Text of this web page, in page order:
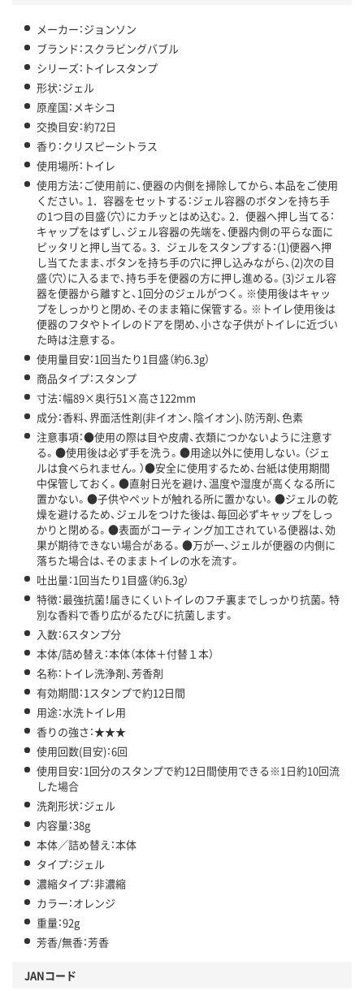
メーカー：ジョンソン
ブランド：スクラビングバブル
シリーズ：トイレスタンプ
形状：ジェル
原産国：メキシコ
交換目安：約72日
香り：クリスピーシトラス
使用場所：トイレ
使用方法：ご使用前に、便器の内側を掃除してから、本品をご使用
ください。1．容器をセットする：ジェル容器のボタンを持ち手
の1つ目の目盛（穴）にカチッとはめ込む。2．便器へ押し当てる：
キャップをはずし、ジェル容器の先端を、便器内側の平らな面に
ピッタリと押し当てる。3．ジェルをスタンプする：(1)便器へ押
し当てたまま、ボタンを持ち手の穴に押し込みながら、(2)次の目
盛（穴）に入るまで、持ち手を便器の方に押し進める。(3)ジェル容
器を便器から離すと、1回分のジェルがつく。※使用後はキャッ
プをしっかりと閉め、そのまま箱に保管する。※トイレ使用後は
便器のフタやトイレのドアを閉め、小さな子供がトイレに近づい
た時は注意する。
使用量目安：1回当たり1目盛（約6.3g）
商品タイプ：スタンプ
寸法：幅89×奥行51×高さ122mm
成分：香料、界面活性剤(非イオン、陰イオン)、防汚剤、色素
注意事項：●使用の際は目や皮膚、衣類につかないように注意す
る。●使用後は必ず手を洗う。●用途以外に使用しない。（ジェ
ルは食べられません。）●安全に使用するため、台紙は使用期間
中保管しておく。●直射日光を避け、温度や湿度が高くなる所に
置かない。●子供やペットが触れる所に置かない。●ジェルの乾
燥を避けるため、ジェルをつけた後は、毎回必ずキャップをしっ
かりと閉める。●表面がコーティング加工されている便器は、効
果が期待できない場合がある。●万が一、ジェルが便器の内側に
落ちた場合は、そのままトイレの水を流す。
吐出量：1回当たり1目盛（約6.3g）
特徴：最強抗菌！届きにくいトイレのフチ裏までしっかり抗菌。特
別な香料で香り広がるたびに抗菌します。
入数：6スタンプ分
本体/詰め替え：本体（本体＋付替１本）
名称：トイレ洗浄剤、芳香剤
有効期間：1スタンプで約12日間
用途：水洗トイレ用
香りの強さ：★★★
使用回数(目安)：6回
使用目安：1回分のスタンプで約12日間使用できる※1日約10回流
した場合
洗剤形状：ジェル
内容量：38g
本体／詰め替え：本体
タイプ：ジェル
濃縮タイプ：非濃縮
カラー：オレンジ
重量：92g
芳香/無香：芳香
JANコード